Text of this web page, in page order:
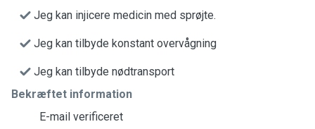
Jeg kan injicere medicin med sprøjte.
Jeg kan tilbyde konstant overvågning
Jeg kan tilbyde nødtransport
Bekræftet information
E-mail verificeret